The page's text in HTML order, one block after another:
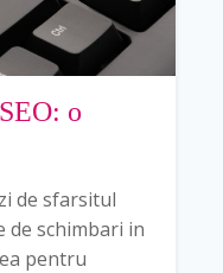
o
de sfarsitul
de schimbari in
pentru